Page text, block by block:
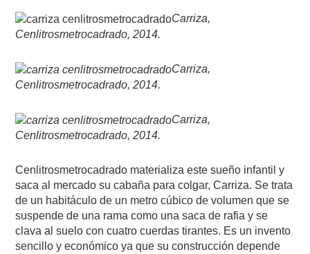
Carriza,
Cenlitrosmetrocadrado, 2014.
Carriza,
Cenlitrosmetrocadrado, 2014.
Carriza,
Cenlitrosmetrocadrado, 2014.
Cenlitrosmetrocadrado materializa este sueño infantil y
saca al mercado su cabaña para colgar, Carriza. Se trata
de un habitáculo de un metro cúbico de volumen que se
suspende de una rama como una saca de rafia y se
clava al suelo con cuatro cuerdas tirantes. Es un invento
sencillo y económico ya que su construcción depende